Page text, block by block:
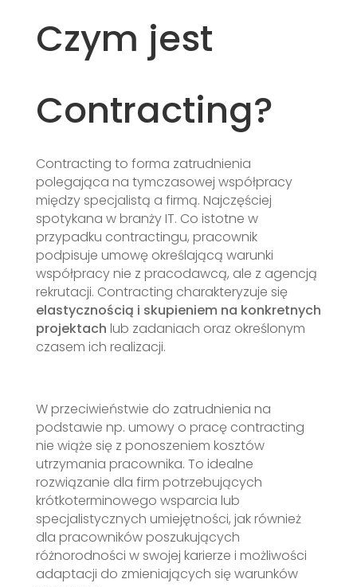
Czym jest
Contracting?
Contracting to forma zatrudnienia
polegająca na tymczasowej współpracy
między specjalistą a firmą. Najczęściej
spotykana w branży IT. Co istotne w
przypadku contractingu, pracownik
podpisuje umowę określającą warunki
współpracy nie z pracodawcą, ale z agencją
rekrutacji. Contracting charakteryzuje się
elastycznością i skupieniem na konkretnych
projektach lub zadaniach oraz określonym
czasem ich realizacji.
W przeciwieństwie do zatrudnienia na
podstawie np. umowy o pracę contracting
nie wiąże się z ponoszeniem kosztów
utrzymania pracownika. To idealne
rozwiązanie dla firm potrzebujących
krótkoterminowego wsparcia lub
specjalistycznych umiejętności, jak również
dla pracowników poszukujących
różnorodności w swojej karierze i możliwości
adaptacji do zmieniających się warunków